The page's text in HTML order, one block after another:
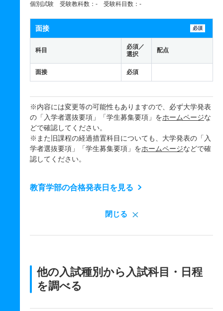
個別試験 受験教科数：- 受験科目数：-
面接 必須
科目
必須／
選択
配点
面接 必須
※内容には変更等の可能性もありますので、必ず大学発表
の「入学者選抜要項」「学生募集要項」をホームページな
どで確認してください。
※また旧課程の経過措置科目についても、大学発表の「入
学者選抜要項」「学生募集要項」をホームページなどで確
認してください。
教育学部の合格発表日を見る
閉じる
他の入試種別から入試科目・日程
を調べる